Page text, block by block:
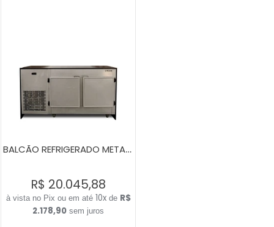
BALCÃO REFRIGERADO METALIC EM INOX 2 PORTAS
R$ 20.045,88
10xde R$
2.178,90 sem juros